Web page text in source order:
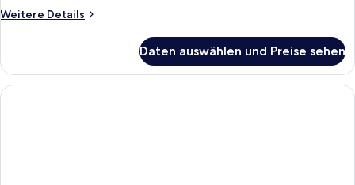
Weitere Details
Weitere
Daten auswählen und Preise sehen